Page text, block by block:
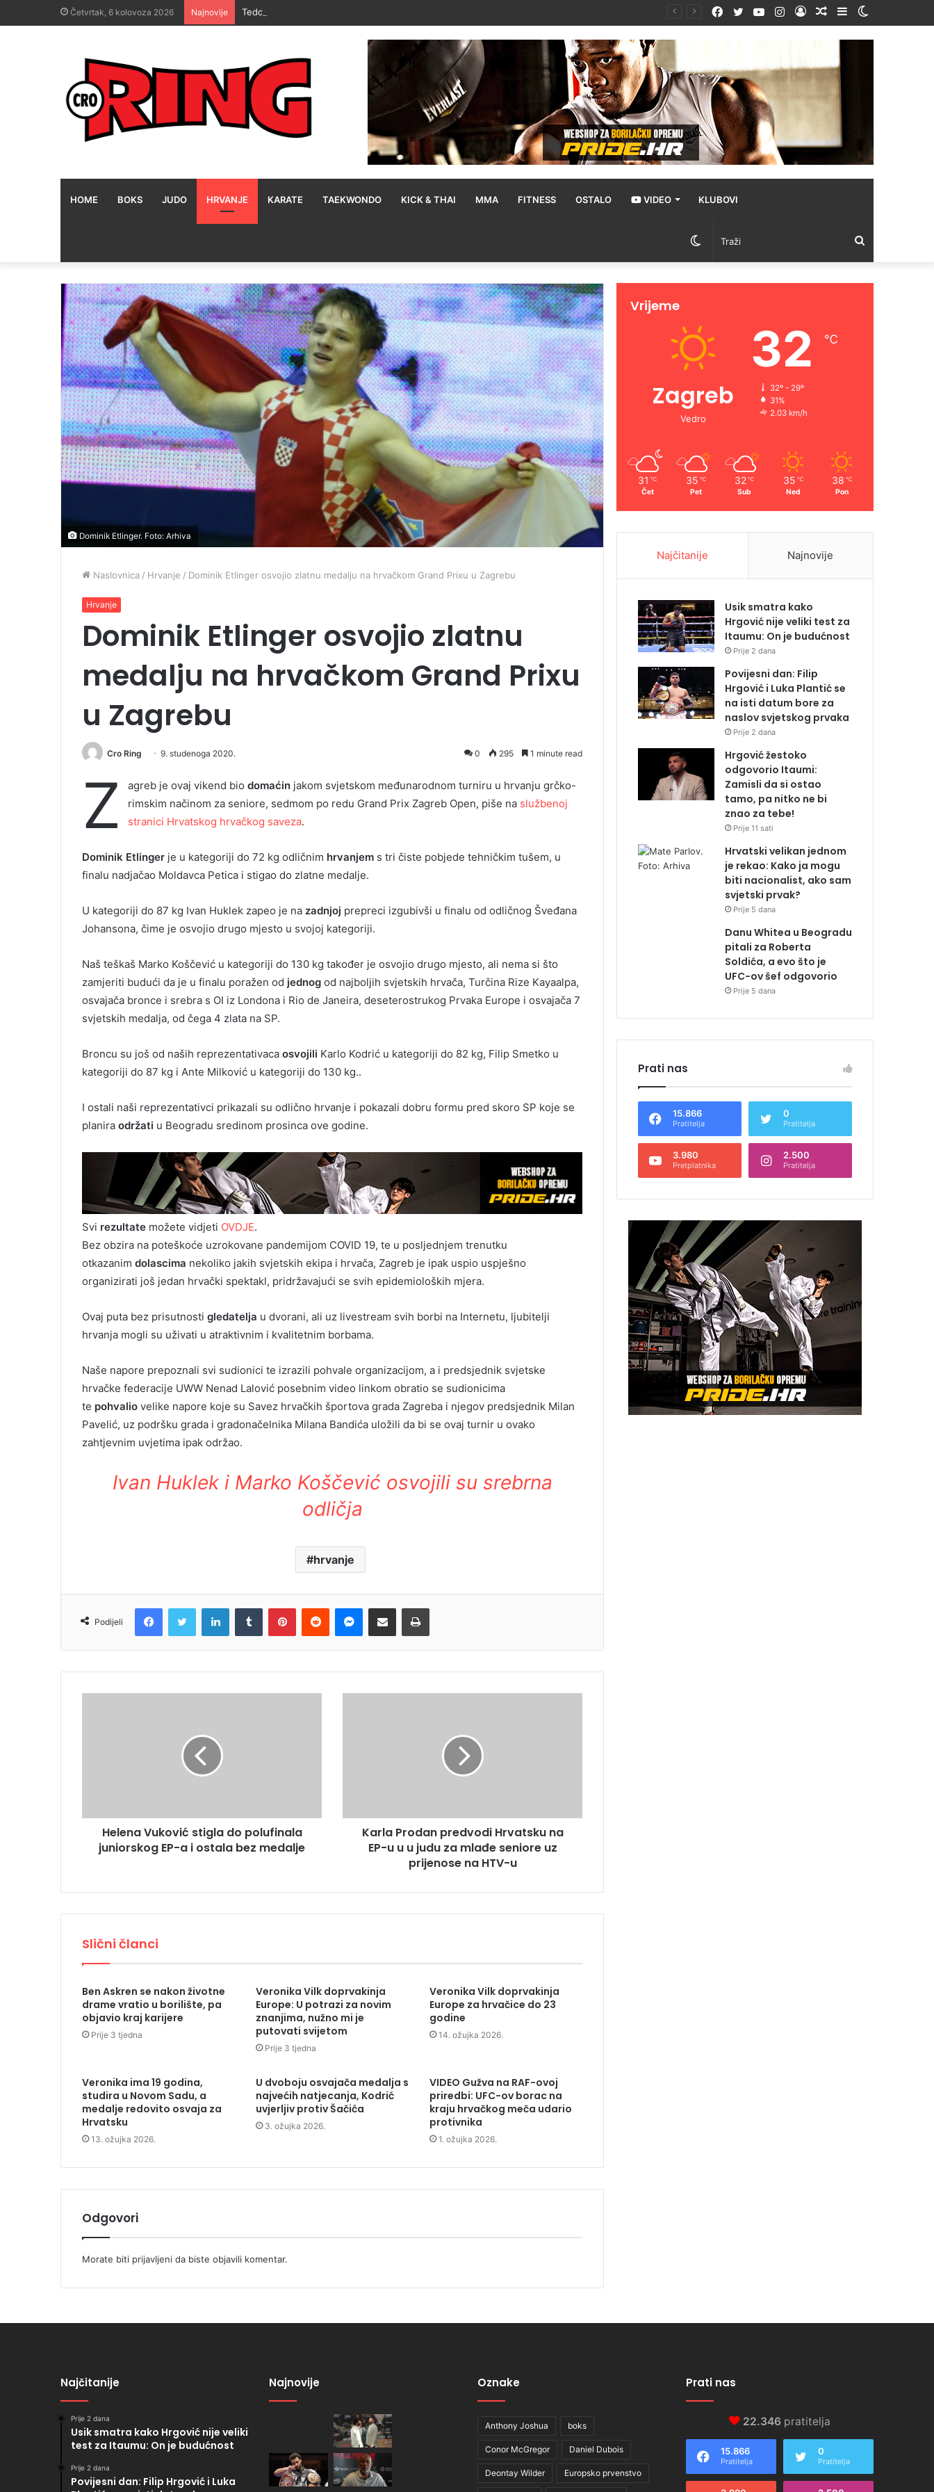
Četvrtak, 6 kolovoza 2026 Najnovije Teddy Atlas zna kako Moses Itauma može pobijediti Filipa Hrgovića: To mu je mana Sidebar
Random
Prijava
Instagram
YouTube
Twitter
Facebook
HOME BOKS JUDO HRVANJE KARATE TAEKWONDO KICK & THAI MMA FITNESS OSTALO VIDEO KLUBOVI
Traži
Switch
skin
Dominik Etlinger. Foto: Arhiva
Naslovnica / Hrvanje / Dominik Etlinger osvojio zlatnu medalju na hrvačkom Grand Prixu u Zagrebu
Hrvanje
Dominik Etlinger osvojio zlatnu
medalju na hrvačkom Grand Prixu
u Zagrebu
Cro Ring 9. studenoga 2020. 0 295 1 minute read
Z agreb je ovaj vikend bio domaćin jakom svjetskom međunarodnom turniru u hrvanju grčko-
rimskim načinom za seniore, sedmom po redu Grand Prix Zagreb Open, piše na službenoj
stranici Hrvatskog hrvačkog saveza.
Dominik Etlinger je u kategoriji do 72 kg odličnim hrvanjem s tri čiste pobjede tehničkim tušem, u
finalu nadjačao Moldavca Petica i stigao do zlatne medalje.
U kategoriji do 87 kg Ivan Huklek zapeo je na zadnjoj prepreci izgubivši u finalu od odličnog Šveđana
Johansona, čime je osvojio drugo mjesto u svojoj kategoriji.
Naš teškaš Marko Koščević u kategoriji do 130 kg također je osvojio drugo mjesto, ali nema si što
zamjeriti budući da je u finalu poražen od jednog od najboljih svjetskih hrvača, Turčina Rize Kayaalpa,
osvajača bronce i srebra s OI iz Londona i Rio de Janeira, deseterostrukog Prvaka Europe i osvajača 7
svjetskih medalja, od čega 4 zlata na SP.
Broncu su još od naših reprezentativaca osvojili Karlo Kodrić u kategoriji do 82 kg, Filip Smetko u
kategoriji do 87 kg i Ante Milković u kategoriji do 130 kg..
I ostali naši reprezentativci prikazali su odlično hrvanje i pokazali dobru formu pred skoro SP koje se
planira održati u Beogradu sredinom prosinca ove godine.
Svi rezultate možete vidjeti OVDJE.
Bez obzira na poteškoće uzrokovane pandemijom COVID 19, te u posljednjem trenutku
otkazanim dolascima nekoliko jakih svjetskih ekipa i hrvača, Zagreb je ipak uspio uspješno
organizirati još jedan hrvački spektakl, pridržavajući se svih epidemioloških mjera.
Ovaj puta bez prisutnosti gledatelja u dvorani, ali uz livestream svih borbi na Internetu, ljubitelji
hrvanja mogli su uživati u atraktivnim i kvalitetnim borbama.
Naše napore prepoznali svi sudionici te izrazili pohvale organizacijom, a i predsjednik svjetske
hrvačke federacije UWW Nenad Lalović posebnim video linkom obratio se sudionicima
te pohvalio velike napore koje su Savez hrvačkih športova grada Zagreba i njegov predsjednik Milan
Pavelić, uz podršku grada i gradonačelnika Milana Bandića uložili da bi se ovaj turnir u ovako
zahtjevnim uvjetima ipak održao.
Ivan Huklek i Marko Koščević osvojili su srebrna
odličja
hrvanje
Podijeli
FacebookTwitter LinkedInTumblr PinterestReddit MessengerPodijeli e-mailom Ispis
Helena Vuković stigla do polufinala
juniorskog EP-a i ostala bez medalje
Karla Prodan predvodi Hrvatsku na
EP-u u u judu za mlađe seniore uz
prijenose na HTV-u
Slični članci
Ben Askren se nakon životne
drame vratio u borilište, pa
objavio kraj karijere
Prije 3 tjedna
Veronika Vilk doprvakinja
Europe: U potrazi za novim
znanjima, nužno mi je
putovati svijetom
Prije 3 tjedna
Veronika Vilk doprvakinja
Europe za hrvačice do 23
godine
14. ožujka 2026.
Veronika ima 19 godina,
studira u Novom Sadu, a
medalje redovito osvaja za
Hrvatsku
13. ožujka 2026.
U dvoboju osvajača medalja s
najvećih natjecanja, Kodrić
uvjerljiv protiv Šačića
3. ožujka 2026.
VIDEO Gužva na RAF-ovoj
priredbi: UFC-ov borac na
kraju hrvačkog meča udario
protivnika
1. ožujka 2026.
Odgovori
Morate biti prijavljeni da biste objavili komentar.
Vrijeme
Zagreb
Vedro
32 ℃
32º - 29º
31%
2.03 km/h
31 ℃
Čet
35 ℃
Pet
32 ℃
Sub
35 ℃
Ned
38 ℃
Pon
Najčitanije Najnovije
Usik smatra kako
Hrgović nije veliki test za
Itaumu: On je budućnost
Prije 2 dana
Povijesni dan: Filip
Hrgović i Luka Plantić se
na isti datum bore za
naslov svjetskog prvaka
Prije 2 dana
Hrgović žestoko
odgovorio Itaumi:
Zamisli da si ostao
tamo, pa nitko ne bi
znao za tebe!
Prije 11 sati
Hrvatski velikan jednom
je rekao: Kako ja mogu
biti nacionalist, ako sam
svjetski prvak?
Prije 5 dana
Danu Whitea u Beogradu
pitali za Roberta
Soldića, a evo što je
UFC-ov šef odgovorio
Prije 5 dana
Prati nas
15.866
Pratitelja
0
Pratitelja
3.980
Pretplatnika
2.500
Pratitelja
Najčitanije
Prije 2 dana
Usik smatra kako Hrgović nije veliki
test za Itaumu: On je budućnost
Prije 2 dana
Povijesni dan: Filip Hrgović i Luka
Najnovije Oznake
Anthony Joshua boks
Conor McGregor Daniel Dubois
Deontay Wilder Europsko prvenstvo
Prati nas
22.346 pratitelja
15.866
Pratitelja
0
Pratitelja